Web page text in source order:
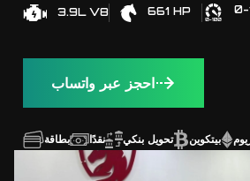
3.9L V8 661 HP 0-
احجز عبر واتساب
بطاقة نقدًا تحويل بنكي بيتكوين